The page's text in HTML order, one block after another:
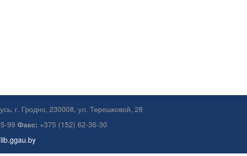
г. Гродно, 230008, ул. Терешковой, 28
99 Факс: +375 (152) 62-36-30
lib.ggau.by